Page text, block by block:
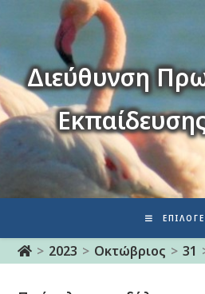
Διεύθυνση
> 2023 > Οκτώβριος > 31